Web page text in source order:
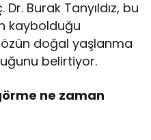
Burak Tanyıldız, bu
kaybolduğu
doğal yaşlanma
belirtiyor.
ne zaman